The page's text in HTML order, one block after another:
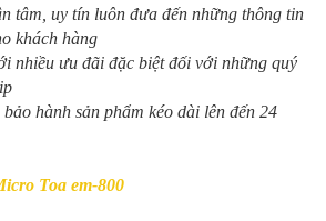
tâm, uy tín luôn đưa đến những thông tin
khách hàng
nhiều ưu đãi đặc biệt đối với những quý
hành sản phẩm kéo dài lên đến 24
Toa em-800